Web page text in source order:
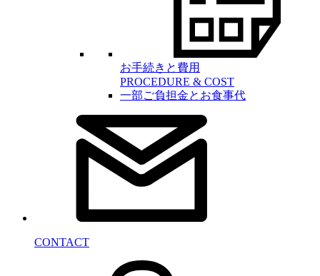
お手続きと費用
PROCEDURE & COST
一部ご負担金とお食事代
CONTACT